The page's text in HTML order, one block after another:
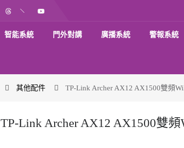
智能系統 門外對講 廣播系統 警報系統
其他配件 TP-Link Archer AX12 AX1500雙頻
TP-Link Archer AX12 AX1500雙